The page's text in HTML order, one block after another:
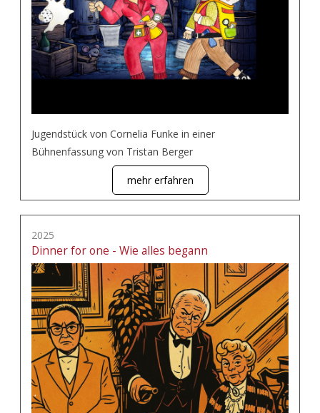
Jugendstück von Cornelia Funke in einer
Bühnenfassung von Tristan Berger
mehr erfahren
2025
Dinner for one - Wie alles begann